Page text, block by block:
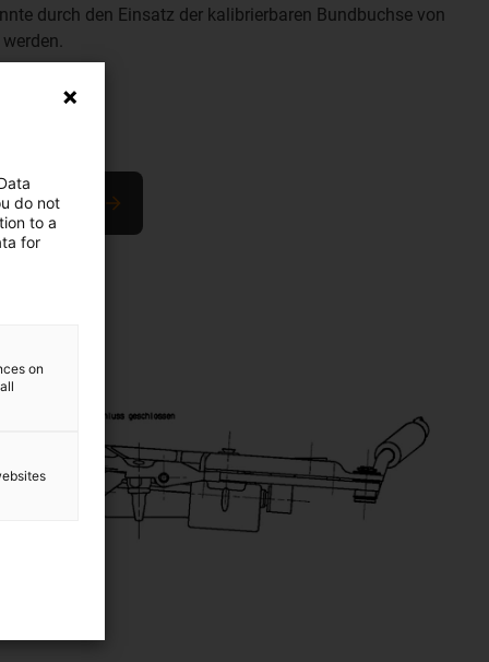
durch den Einsatz der kalibrierbaren Bundbuchse von
Gleitlager
do not
to a
for
on